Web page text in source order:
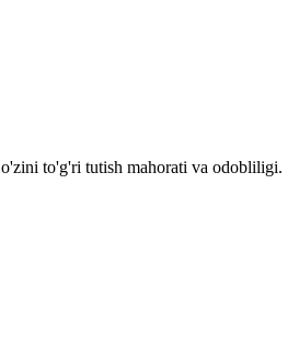
to'g'ri tutish mahorati va odobliligi.